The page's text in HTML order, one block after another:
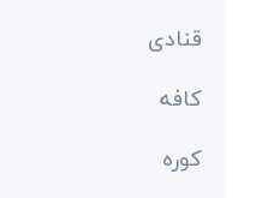
قنادی
کافه
کوره